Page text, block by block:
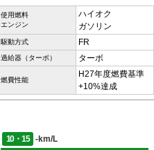
使用燃料
エンジン
ハイオク
ガソリン
駆動方式 FR
過給器（ターボ） ターボ
燃費性能
H27年度燃費基準
+10%達成
10・15
-km/L